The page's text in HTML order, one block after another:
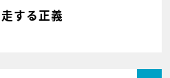
する正義